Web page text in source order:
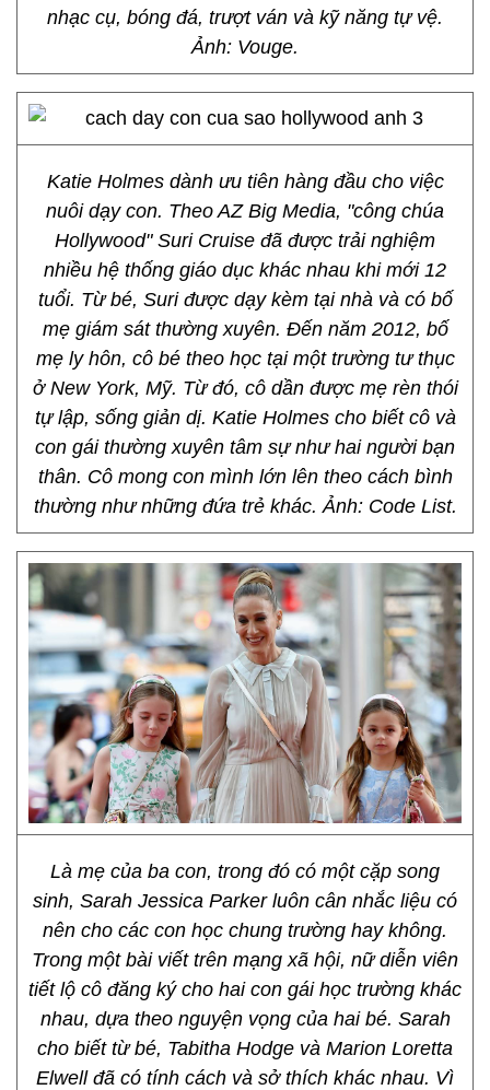
nhạc cụ, bóng đá, trượt ván và kỹ năng tự vệ.
Ảnh: Vouge.
Katie Holmes dành ưu tiên hàng đầu cho việc
nuôi dạy con. Theo AZ Big Media, "công chúa
Hollywood" Suri Cruise đã được trải nghiệm
nhiều hệ thống giáo dục khác nhau khi mới 12
tuổi. Từ bé, Suri được dạy kèm tại nhà và có bố
mẹ giám sát thường xuyên. Đến năm 2012, bố
mẹ ly hôn, cô bé theo học tại một trường tư thục
ở New York, Mỹ. Từ đó, cô dần được mẹ rèn thói
tự lập, sống giản dị. Katie Holmes cho biết cô và
con gái thường xuyên tâm sự như hai người bạn
thân. Cô mong con mình lớn lên theo cách bình
thường như những đứa trẻ khác. Ảnh: Code List.
Là mẹ của ba con, trong đó có một cặp song
sinh, Sarah Jessica Parker luôn cân nhắc liệu có
nên cho các con học chung trường hay không.
Trong một bài viết trên mạng xã hội, nữ diễn viên
tiết lộ cô đăng ký cho hai con gái học trường khác
nhau, dựa theo nguyện vọng của hai bé. Sarah
cho biết từ bé, Tabitha Hodge và Marion Loretta
Elwell đã có tính cách và sở thích khác nhau. Vì